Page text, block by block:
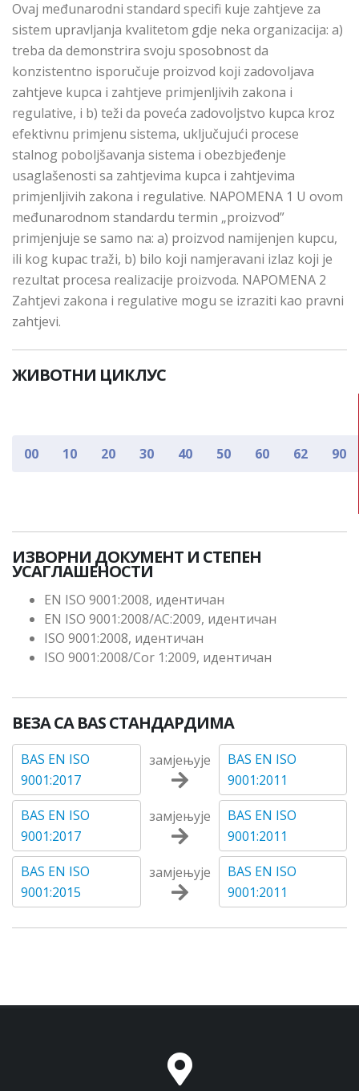
Ovaj međunarodni standard specifi kuje zahtjeve za
sistem upravljanja kvalitetom gdje neka organizacija: a)
treba da demonstrira svoju sposobnost da
konzistentno isporučuje proizvod koji zadovoljava
zahtjeve kupca i zahtjeve primjenljivih zakona i
regulative, i b) teži da poveća zadovoljstvo kupca kroz
efektivnu primjenu sistema, uključujući procese
stalnog poboljšavanja sistema i obezbjeđenje
usaglašenosti sa zahtjevima kupca i zahtjevima
primjenljivih zakona i regulative. NAPOMENA 1 U ovom
međunarodnom standardu termin „proizvod”
primjenjuje se samo na: a) proizvod namijenjen kupcu,
ili kog kupac traži, b) bilo koji namjeravani izlaz koji je
rezultat procesa realizacije proizvoda. NAPOMENA 2
Zahtjevi zakona i regulative mogu se izraziti kao pravni
zahtjevi.
ЖИВОТНИ ЦИКЛУС
00 10 20 30 40 50 60 62 90
ИЗВОРНИ ДОКУМЕНТ И СТЕПЕН
УСАГЛАШЕНОСТИ
EN ISO 9001:2008, идентичан
EN ISO 9001:2008/AC:2009, идентичан
ISO 9001:2008, идентичан
ISO 9001:2008/Cor 1:2009, идентичан
ВЕЗА СА BAS СТАНДАРДИМА
BAS EN ISO
9001:2017
замјењује
BAS EN ISO
9001:2011
BAS EN ISO
9001:2017
замјењује
BAS EN ISO
9001:2011
BAS EN ISO
9001:2015
замјењује
BAS EN ISO
9001:2011